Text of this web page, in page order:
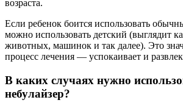
возраста.
Если ребенок боится использовать
можно использовать детский (выглядит
животных, машинок и так далее). Это
процесс лечения — успокаивает и
В каких случаях нужно
небулайзер?